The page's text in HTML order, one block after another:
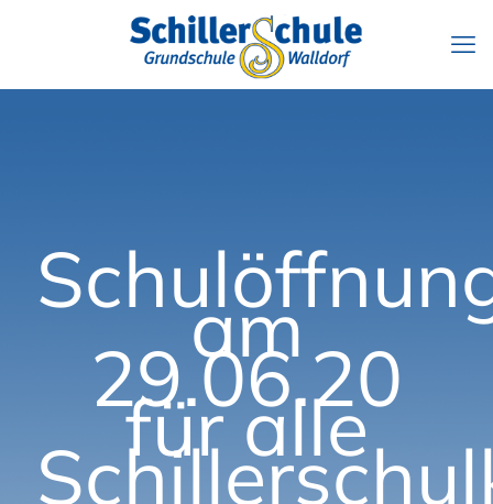
am
29.06.20
für alle